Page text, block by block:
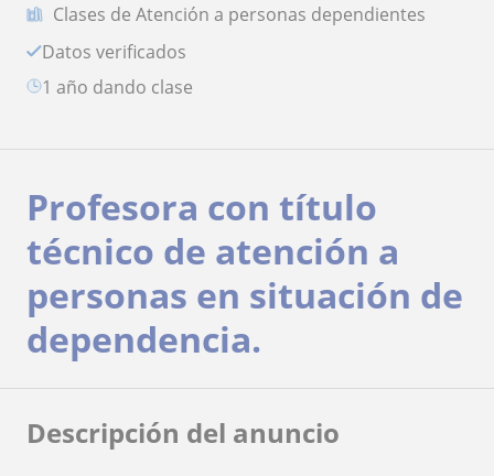
Clases de Atención a personas dependientes
Datos verificados
1 año dando clase
Profesora con título
técnico de atención a
personas en situación de
dependencia.
Descripción del anuncio